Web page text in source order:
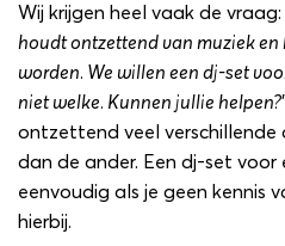
Wij krijgen heel vaak de vraag:
houdt ontzettend van muziek
worden. We willen een dj-set
niet welke. Kunnen jullie helpen?
ontzettend veel verschillende
dan de ander. Een dj-set voor
eenvoudig als je geen kennis
hierbij.